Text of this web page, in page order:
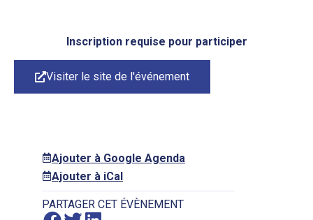
Inscription requise pour participer
Visiter le site de l'événement
Ajouter à Google Agenda
Ajouter à iCal
PARTAGER CET ÉVÈNEMENT